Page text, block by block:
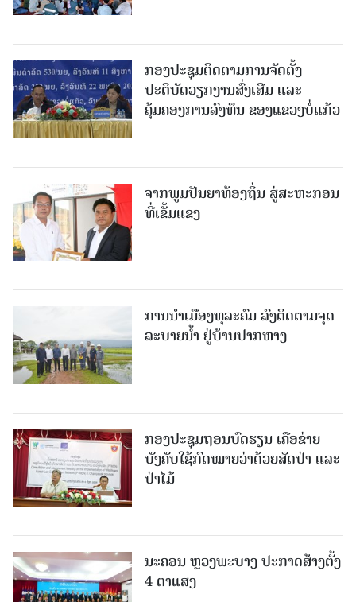
ກອງປະຊຸມຕິດຕາມການຈັດຕັ້ງ
ປະຕິບັດວຽກງານສົ່ງເສີມ ແລະ
ຄຸ້ມຄອງການລົງທຶນ ຂອງແຂວງບໍ່ແກ້ວ
ຈາກພູມປັນຍາທ້ອງຖິ່ນ ສູ່ສະຫະກອນ
ທີ່ເຂັ້ມແຂງ
ການນໍາເມືອງທຸລະຄົມ ລົງຕິດຕາມຈຸດ
ລະບາຍນໍ້າ ຢູ່ບ້ານປາກຫາງ
ກອງປະຊຸມຖອນບົດຮຽນ ເຄືອຂ່າຍ
ບັງຄັບໃຊ້ກົດໝາຍວ່າດ້ວຍສັດປ່າ ແລະ
ປ່າໄມ້
ນະຄອນ ຫຼວງພະບາງ ປະ​ກາດ​ສ້າງ​ຕັ້ງ
4 ຕາແສງ